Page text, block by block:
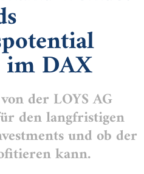
DAX
der LOYS AG
den langfristigen
und ob der
kann.